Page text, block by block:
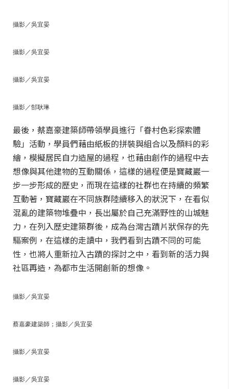
攝影／吳宜晏
攝影／吳宜晏
攝影／吳宜晏
攝影／郜耿琳
最後，蔡嘉豪建築師帶領學員進行「眷村色彩探索體
驗」活動，學員們藉由紙板的拼裝與組合以及顏料的彩
繪，模擬居民自力造屋的過程，也藉由創作的過程中去
想像與其他建物的互動關係，這樣的過程便是寶藏巖一
步一步形成的歷史，而現在這樣的社群也在持續的頻繁
互動著，寶藏巖在不同族群陸續移入的狀況下，在看似
混亂的建築物堆疊中，長出屬於自己充滿野性的山城魅
力，在列入歷史建築群後，成為台灣古蹟片狀保存的先
驅案例，在這樣的走讀中，我們看到古蹟不同的可能
性，也將人重新拉入古蹟的探討之中，看到新的活力與
社區再造，為都市生活開創新的想像。
攝影／吳宜晏
蔡嘉豪建築師；攝影／吳宜晏
攝影／吳宜晏
攝影／吳宜晏